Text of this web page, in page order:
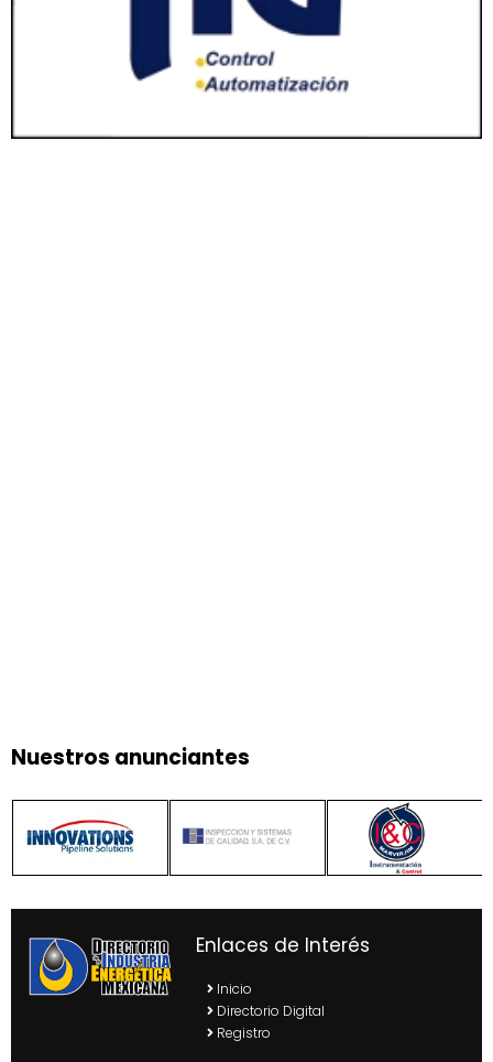
Nuestros anunciantes
Enlaces de Interés
Inicio
Directorio Digital
Registro